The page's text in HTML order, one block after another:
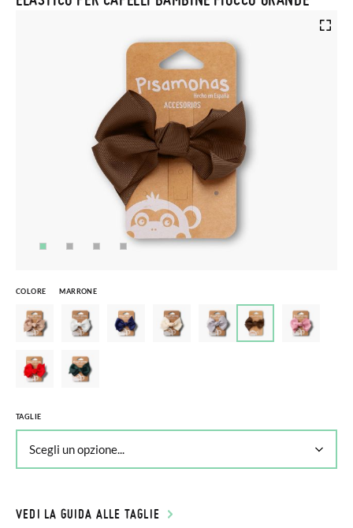
COLORE MARRONE
TAGLIE
VEDI LA GUIDA ALLE TAGLIE